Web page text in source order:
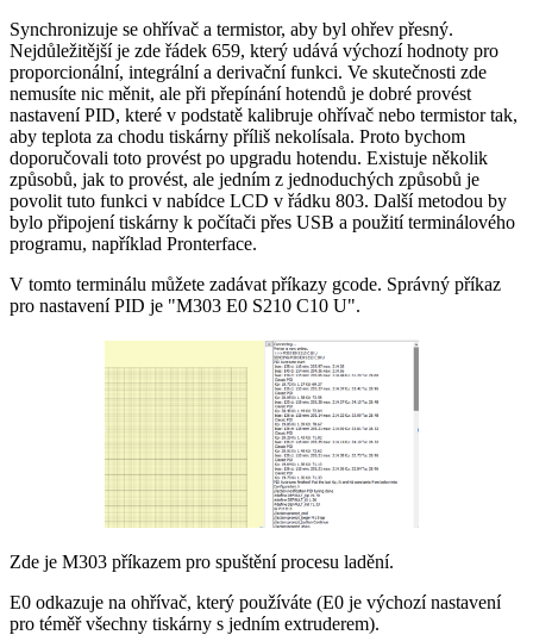
Synchronizuje se ohřívač a termistor, aby byl ohřev přesný.
Nejdůležitější je zde řádek 659, který udává výchozí hodnoty pro
proporcionální, integrální a derivační funkci. Ve skutečnosti zde
nemusíte nic měnit, ale při přepínání hotendů je dobré provést
nastavení PID, které v podstatě kalibruje ohřívač nebo termistor tak,
aby teplota za chodu tiskárny příliš nekolísala. Proto bychom
doporučovali toto provést po upgradu hotendu. Existuje několik
způsobů, jak to provést, ale jedním z jednoduchých způsobů je
povolit tuto funkci v nabídce LCD v řádku 803. Další metodou by
bylo připojení tiskárny k počítači přes USB a použití terminálového
programu, například Pronterface.
V tomto terminálu můžete zadávat příkazy gcode. Správný příkaz
pro nastavení PID je "M303 E0 S210 C10 U".
Zde je M303 příkazem pro spuštění procesu ladění.
E0 odkazuje na ohřívač, který používáte (E0 je výchozí nastavení
pro téměř všechny tiskárny s jedním extruderem).